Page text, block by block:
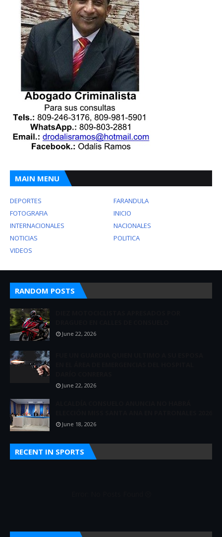
MAIN MENU
DEPORTES
FARANDULA
FOTOGRAFIA
INICIO
INTERNACIONALES
NACIONALES
NOTICIAS
POLITICA
VIDEOS
RANDOM POSTS
June 22, 2026
June 22, 2026
June 18, 2026
RECENT IN SPORTS